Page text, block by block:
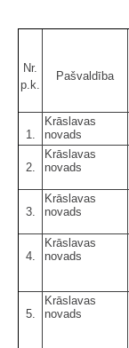
Nr.
p.k.
Pašvaldība
1.
Krāslavas
novads
2.
Krāslavas
novads
3.
Krāslavas
novads
4.
Krāslavas
novads
5.
Krāslavas
novads